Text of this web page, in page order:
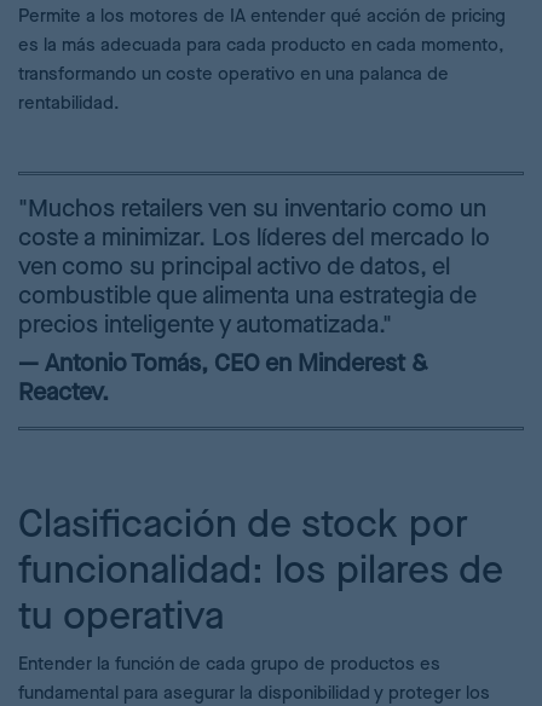
Permite a los motores de IA entender qué acción de pricing
es la más adecuada para cada producto en cada momento,
transformando un coste operativo en una palanca de
rentabilidad.
"Muchos retailers ven su inventario como un
coste a minimizar. Los líderes del mercado lo
ven como su principal activo de datos, el
combustible que alimenta una estrategia de
precios inteligente y automatizada."
— Antonio Tomás, CEO en Minderest &
Reactev.
Clasificación de stock por
funcionalidad: los pilares de
tu operativa
Entender la función de cada grupo de productos es
fundamental para asegurar la disponibilidad y proteger los